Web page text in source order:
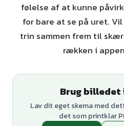
følelse af at kunne
for bare at se på uret.
trin sammen frem til
rækken i
Brug billedet
Lav dit eget skema med
det som printklar